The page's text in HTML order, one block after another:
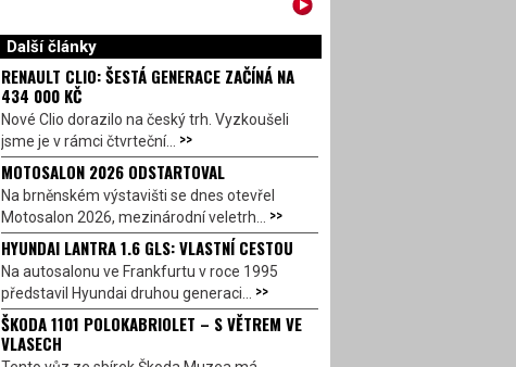
Další články
RENAULT CLIO: ŠESTÁ GENERACE ZAČÍNÁ NA
434 000 KČ
Nové Clio dorazilo na český trh. Vyzkoušeli
jsme je v rámci čtvrteční... >>
MOTOSALON 2026 ODSTARTOVAL
Na brněnském výstavišti se dnes otevřel
Motosalon 2026, mezinárodní veletrh... >>
HYUNDAI LANTRA 1.6 GLS: VLASTNÍ CESTOU
Na autosalonu ve Frankfurtu v roce 1995
představil Hyundai druhou generaci... >>
ŠKODA 1101 POLOKABRIOLET – S VĚTREM VE
VLASECH